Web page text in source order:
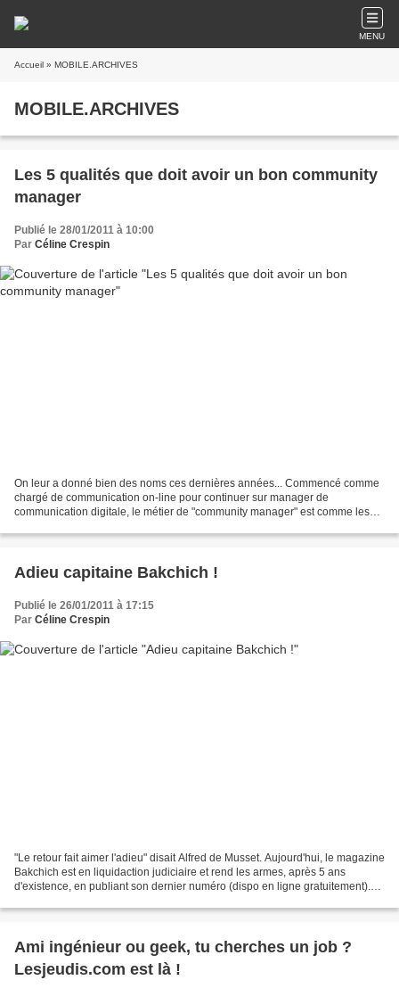
MENU
Accueil » MOBILE.ARCHIVES
MOBILE.ARCHIVES
Les 5 qualités que doit avoir un bon community
manager
Publié le 28/01/2011 à 10:00
Par Céline Crespin
On leur a donné bien des noms ces dernières années... Commencé comme
chargé de communication on-line pour continuer sur manager de
communication digitale, le métier de "community manager" est comme les
Adieu capitaine Bakchich !
Publié le 26/01/2011 à 17:15
Par Céline Crespin
"Le retour fait aimer l'adieu" disait Alfred de Musset. Aujourd'hui, le magazine
Bakchich est en liquidaction judiciaire et rend les armes, après 5 ans
d'existence, en publiant son dernier numéro (dispo en ligne gratuitement).
Ami ingénieur ou geek, tu cherches un job ?
Lesjeudis.com est là !